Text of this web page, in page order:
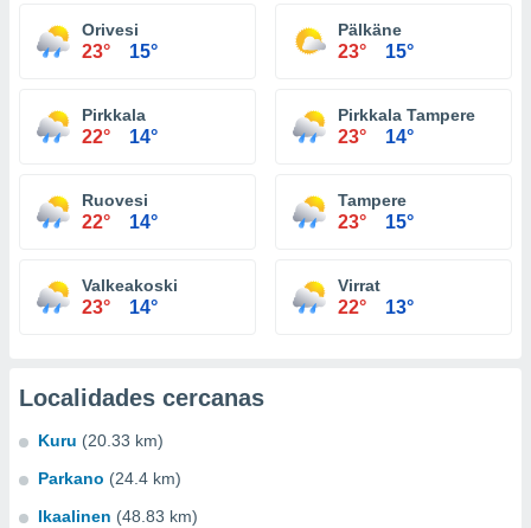
Orivesi
23° 15°
Pälkäne
23° 15°
Pirkkala
22° 14°
Pirkkala Tampere
23° 14°
Ruovesi
22° 14°
Tampere
23° 15°
Valkeakoski
23° 14°
Virrat
22° 13°
Localidades cercanas
Kuru (20.33 km)
Parkano (24.4 km)
Ikaalinen (48.83 km)